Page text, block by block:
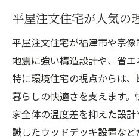
平屋注文住宅が人気の
平屋注文住宅が福津市や宗像
地震に強い構造設計や、省エ
特に環境住宅の視点からは
暮らしの快適さを支えます。
家全体の温度差を抑えた設
識したウッドデッキ設置な